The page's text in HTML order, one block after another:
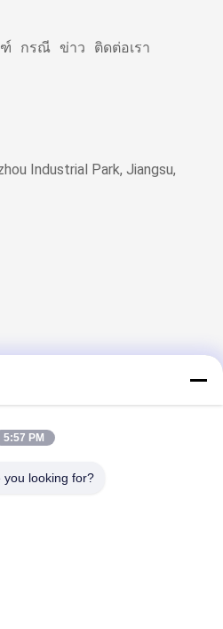
กรณี ข่าว ติดต่อเรา
Industrial Park, Jiangsu,
5:57 PM
you looking for?